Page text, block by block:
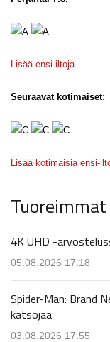
Lisää ensi-iltoja
Seuraavat kotimaiset:
Lisää kotimaisia ensi-
4K UHD -
05.08.2026 17.18
Spider-Man: Brand
katsojaa
03.08.2026 17.55